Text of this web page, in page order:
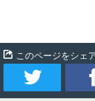
このページをシェ